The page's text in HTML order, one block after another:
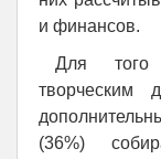
и финансов.
Для того
творческим
(36%)